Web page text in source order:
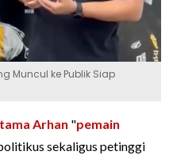
Muncul ke Publik Siap
Arhan "pemain
sekaligus petinggi